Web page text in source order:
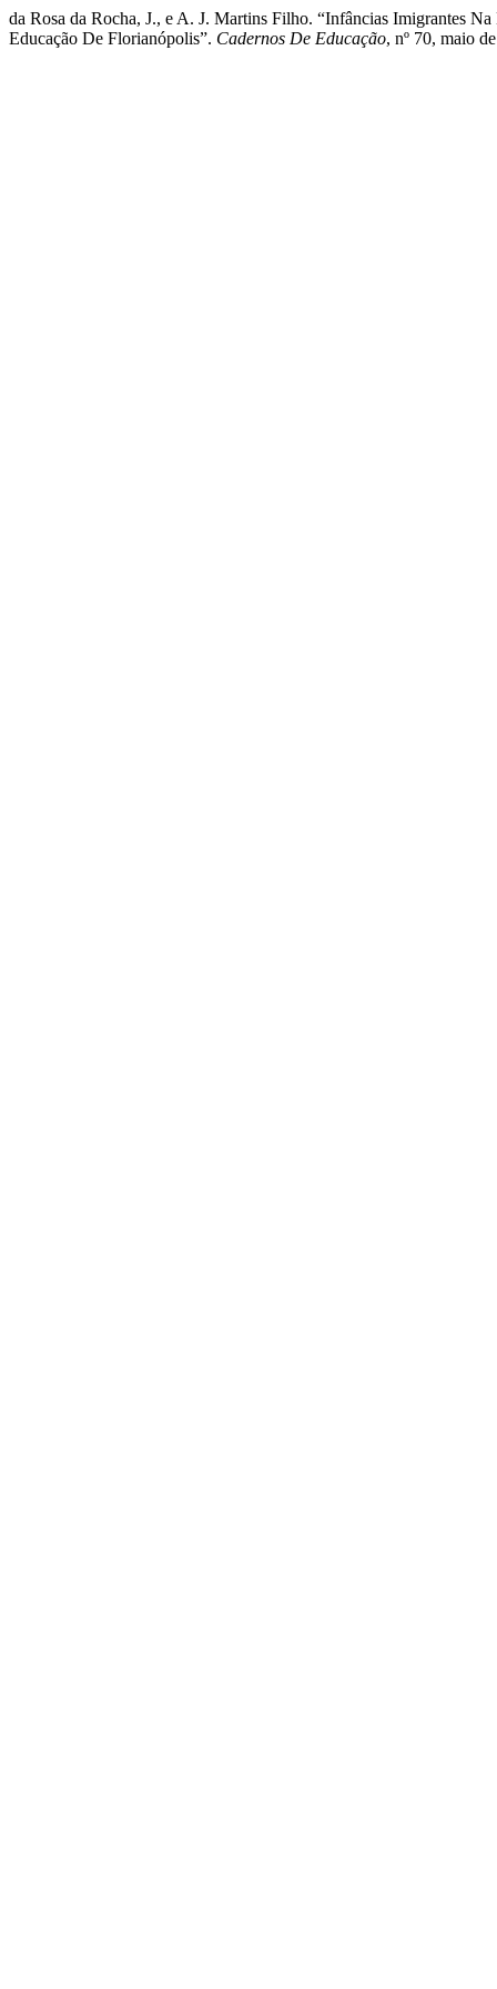
da Rosa da Rocha, J., e A. J. Martins Filho. “Infâncias Imigrantes
Educação De Florianópolis”. Cadernos De Educação, nº 70, maio